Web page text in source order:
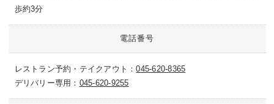
歩約3分
電話番号
レストラン予約・テイクアウト：045-620-8365
デリバリー専用： 045-620-9255